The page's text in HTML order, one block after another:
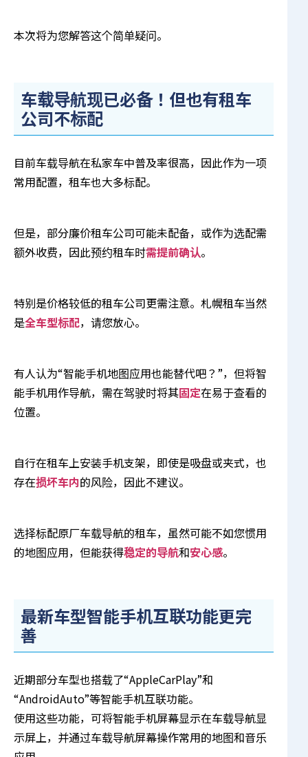
本次将为您解答这个简单疑问。
车载导航现已必备！但也有租车
公司不标配
目前车载导航在私家车中普及率很高，因此作为一项
常用配置，租车也大多标配。
但是，部分廉价租车公司可能未配备，或作为选配需
额外收费，因此预约租车时需提前确认。
特别是价格较低的租车公司更需注意。札幌租车当然
是全车型标配，请您放心。
有人认为“智能手机地图应用也能替代吧？”，但将智
能手机用作导航，需在驾驶时将其固定在易于查看的
位置。
自行在租车上安装手机支架，即使是吸盘或夹式，也
存在损坏车内的风险，因此不建议。
选择标配原厂车载导航的租车，虽然可能不如您惯用
的地图应用，但能获得稳定的导航和安心感。
最新车型智能手机互联功能更完
善
近期部分车型也搭载了“AppleCarPlay”和
“AndroidAuto”等智能手机互联功能。
使用这些功能，可将智能手机屏幕显示在车载导航显
示屏上，并通过车载导航屏幕操作常用的地图和音乐